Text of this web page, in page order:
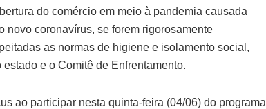
do comércio em meio à pandemia causada
novo coronavírus, se forem rigorosamente
as normas de higiene e isolamento social,
e o Comitê de Enfrentamento.
ao participar nesta quinta-feira (04/06) do programa